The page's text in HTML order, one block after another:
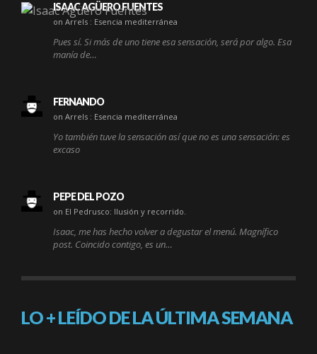
ISAAC AGÜERO FUENTES
on Arrels : Esencia mediterránea
Pues sí. Si más de uno tiene esa sensación, será por algo. Esa
manía de…
FERNANDO
on Arrels : Esencia mediterránea
Yo también tuve la sensación así que no es una sensación: es
excaso
PEPE DEL POZO
on El Pedrusco: Ilusión y recorrido.
Isaac, me has hecho volver a degustar el menú. Magnífico
post. Coincido contigo, es un…
LO + LEÍDO DE LA ÚLTIMA SEMANA